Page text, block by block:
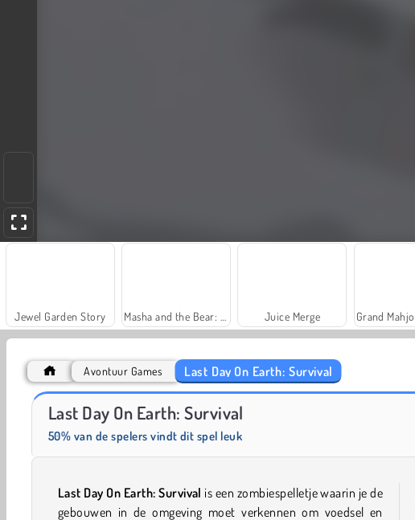
Jewel Garden Story Juice Merge
Heroes of Myths
Avontuur Games Last Day On Earth: Survival
Last Day On Earth: Survival
50% van de spelers vindt dit spel leuk
Last Day On Earth: Survival is een zombiespelletje waarin je de
gebouwen in de omgeving moet verkennen om voedsel en